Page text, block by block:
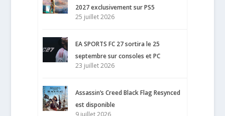
2027 exclusivement sur PS5
25 juillet 2026
EA SPORTS FC 27 sortira le 25
septembre sur consoles et PC
23 juillet 2026
Assassin’s Creed Black Flag Resynced
est disponible
9 juillet 2026